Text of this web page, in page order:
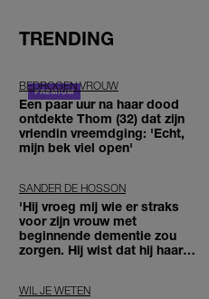
TRENDING
BEDROGEN VROUW
Een paar uur na haar dood
ontdekte Thom (32) dat zijn
vriendin vreemdging: 'Echt,
mijn bek viel open'
SANDER DE HOSSON
'Hij vroeg mij wie er straks
voor zijn vrouw met
beginnende dementie zou
zorgen. Hij wist dat hij haar
WIL JE WETEN